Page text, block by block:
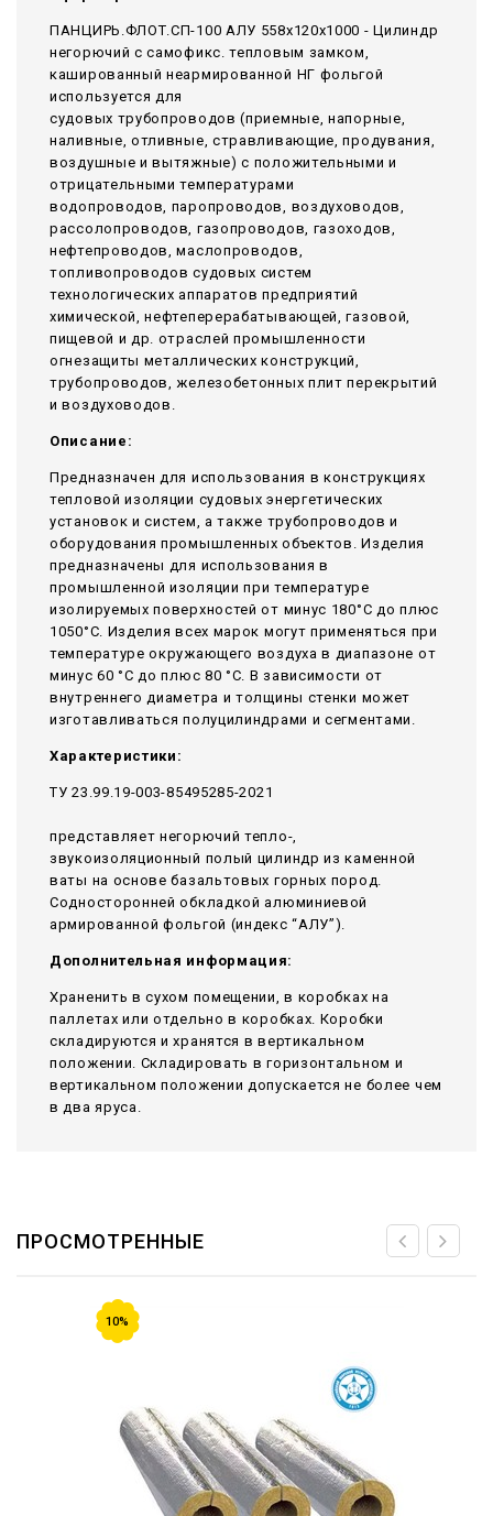
ПАНЦИРЬ.ФЛОТ.СП-100 АЛУ 558x120x1000 - Цилиндр
негорючий c самофикс. тепловым замком,
кашированный неармированной НГ фольгой
используется для
судовых трубопроводов (приемные, напорные,
наливные, отливные, стравливающие, продувания,
воздушные и вытяжные) с положительными и
отрицательными температурами
водопроводов, паропроводов, воздуховодов,
рассолопроводов, газопроводов, газоходов,
нефтепроводов, маслопроводов,
топливопроводов судовых систем
технологических аппаратов предприятий
химической, нефтеперерабатывающей, газовой,
пищевой и др. отраслей промышленности
огнезащиты металлических конструкций,
трубопроводов, железобетонных плит перекрытий
и воздуховодов.
Описание:
Предназначен для использования в конструкциях
тепловой изоляции судовых энергетических
установок и систем, а также трубопроводов и
оборудования промышленных объектов. Изделия
предназначены для использования в
промышленной изоляции при температуре
изолируемых поверхностей от минус 180°С до плюс
1050°С. Изделия всех марок могут применяться при
температуре окружающего воздуха в диапазоне от
минус 60 °С до плюс 80 °С. В зависимости от
внутреннего диаметра и толщины стенки может
изготавливаться полуцилиндрами и сегментами.
Характеристики:
ТУ 23.99.19-003-85495285-2021
представляет негорючий тепло-,
звукоизоляционный полый цилиндр из каменной
ваты на основе базальтовых горных пород.
Содносторонней обкладкой алюминиевой
армированной фольгой (индекс “АЛУ”).
Дополнительная информация:
Храненить в сухом помещении, в коробках на
паллетах или отдельно в коробках. Коробки
складируются и хранятся в вертикальном
положении. Складировать в горизонтальном и
вертикальном положении допускается не более чем
в два яруса.
ПРОСМОТРЕННЫЕ
10%